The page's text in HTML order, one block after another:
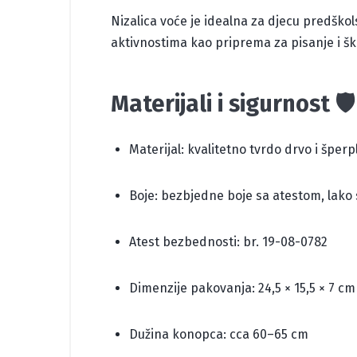
Nizalica voće je idealna za djecu
aktivnostima kao priprema za pisanje i
Materijali i sigurnost 🛡️
Materijal: kvalitetno tvrdo drvo i
Boje: bezbjedne boje sa atestom, lako
Atest bezbednosti: br. 19-08-0782
Dimenzije pakovanja: 24,5 × 15,5 × 7 cm
Dužina konopca: cca 60–65 cm